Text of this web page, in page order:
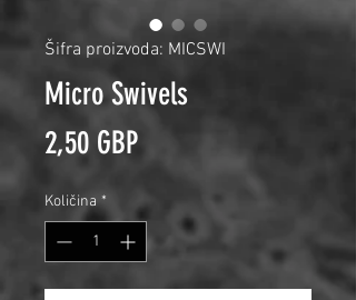
Šifra proizvoda: MICSWI
Micro Swivels
2,50 GBPCijena
Količina *